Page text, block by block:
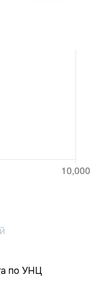
по УНЦ